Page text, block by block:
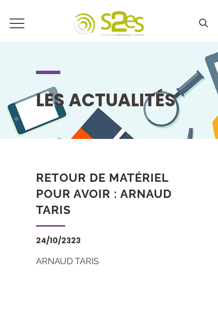
LES ACTUALITÉS
RETOUR DE MATÉRIEL
POUR AVOIR : ARNAUD
TARIS
24/10/2323
ARNAUD TARIS